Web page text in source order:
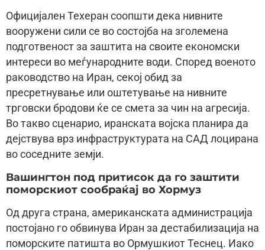
Официјален Техеран соопшти дека нивните
вооружени сили се во состојба на зголемена
подготвеност за заштита на своите економски
интереси во меѓународните води. Според военото
раководство на Иран, секој обид за
пресретнување или оштетување на нивните
трговски бродови ќе се смета за чин на агресија.
Во такво сценарио, иранската војска планира да
дејствува врз инфраструктурата на САД лоцирана
во соседните земји.
Вашингтон под притисок да го заштити
поморскиот сообраќај во Хормуз
Од друга страна, американската администрација
постојано го обвинува Иран за дестабилизација на
поморските патишта во Ормушкиот Теснец. Иако